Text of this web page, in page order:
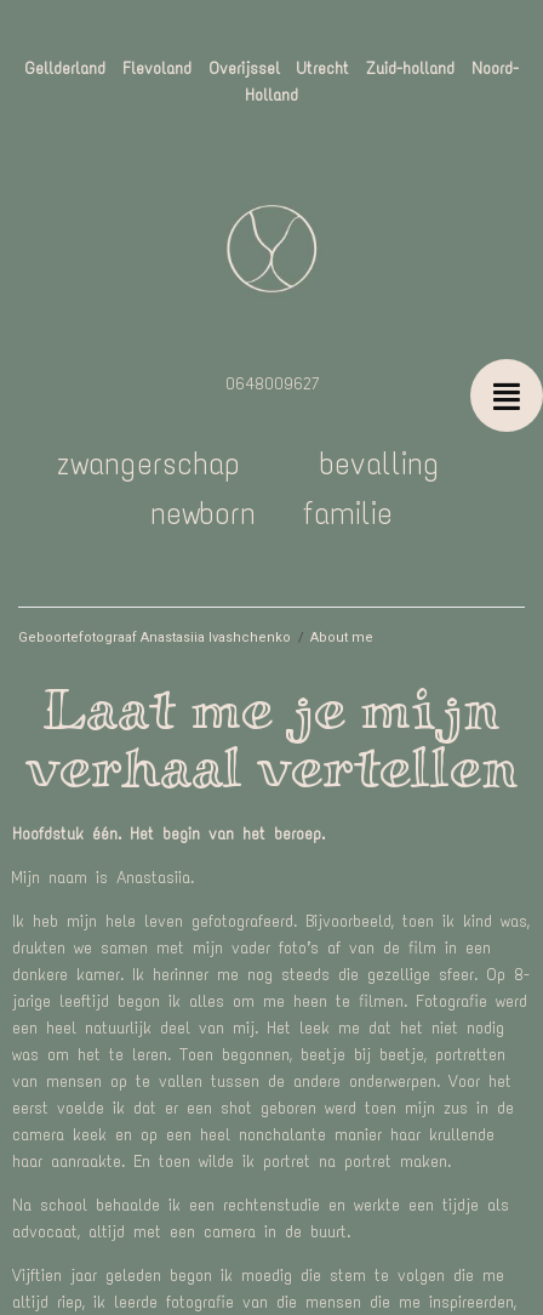
Gellderland Flevoland Overijssel Utrecht Zuid-holland Noord-
Holland
0648009627
zwangerschap
bevalling
newborn
familie
Geboortefotograaf Anastasiia Ivashchenko / About me
Laat me je mijn
verhaal vertellen
Hoofdstuk één. Het begin van het beroep.
Mijn naam is Anastasiia.
Ik heb mijn hele leven gefotografeerd. Bijvoorbeeld, toen ik kind was,
drukten we samen met mijn vader foto’s af van de film in een
donkere kamer. Ik herinner me nog steeds die gezellige sfeer. Op 8-
jarige leeftijd begon ik alles om me heen te filmen. Fotografie werd
een heel natuurlijk deel van mij. Het leek me dat het niet nodig
was om het te leren. Toen begonnen, beetje bij beetje, portretten
van mensen op te vallen tussen de andere onderwerpen. Voor het
eerst voelde ik dat er een shot geboren werd toen mijn zus in de
camera keek en op een heel nonchalante manier haar krullende
haar aanraakte. En toen wilde ik portret na portret maken.
Na school behaalde ik een rechtenstudie en werkte een tijdje als
advocaat, altijd met een camera in de buurt.
Vijftien jaar geleden begon ik moedig die stem te volgen die me
altijd riep, ik leerde fotografie van die mensen die me inspireerden,